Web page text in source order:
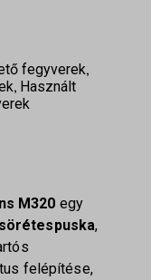
fegyverek,
, Használt
M320 egy
,
felépítése,